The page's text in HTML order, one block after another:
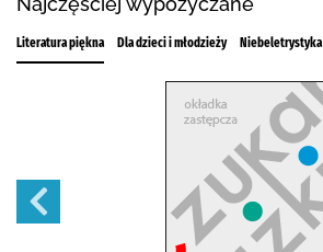
Literatura piękna Dla dzieci i młodzieży Niebeletrystyka